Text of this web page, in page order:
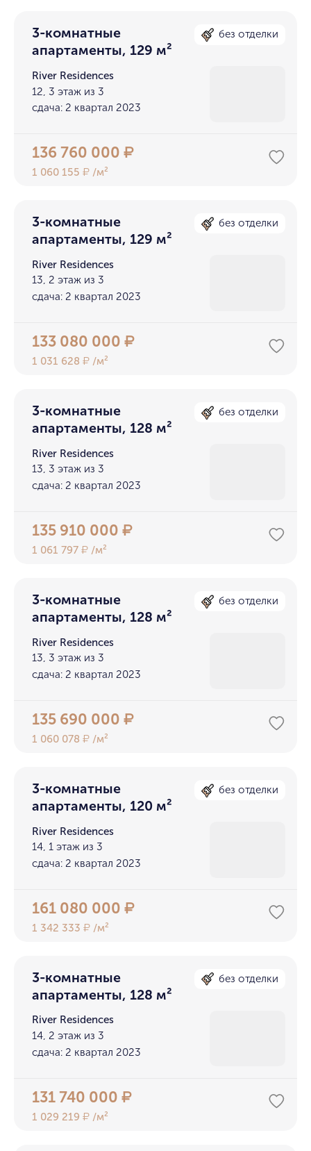
3-комнатные
апартаменты, 129 м²
без отделки
River Residences
12, 3 этаж из 3
сдача: 2 квартал 2023
136 760 000₽
1 060 155₽ /м²
3-комнатные
апартаменты, 129 м²
без отделки
River Residences
13, 2 этаж из 3
сдача: 2 квартал 2023
133 080 000₽
1 031 628₽ /м²
3-комнатные
апартаменты, 128 м²
без отделки
River Residences
13, 3 этаж из 3
сдача: 2 квартал 2023
135 910 000₽
1 061 797₽ /м²
3-комнатные
апартаменты, 128 м²
без отделки
River Residences
13, 3 этаж из 3
сдача: 2 квартал 2023
135 690 000₽
1 060 078₽ /м²
3-комнатные
апартаменты, 120 м²
без отделки
River Residences
14, 1 этаж из 3
сдача: 2 квартал 2023
161 080 000₽
1 342 333₽ /м²
3-комнатные
апартаменты, 128 м²
без отделки
River Residences
14, 2 этаж из 3
сдача: 2 квартал 2023
131 740 000₽
1 029 219₽ /м²